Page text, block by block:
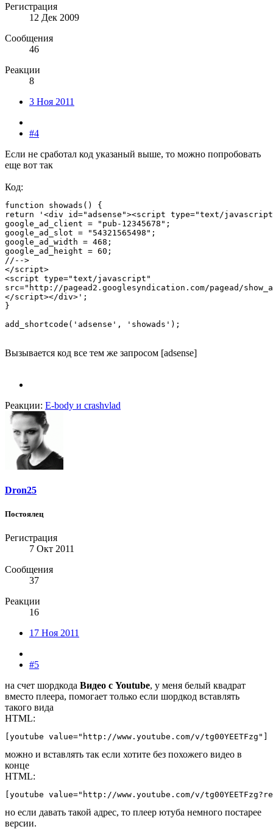
Регистрация
12 Дек 2009
Сообщения
46
Реакции
8
3 Ноя 2011
#4
Если не сработал код указаный выше, то можно попробовать
еще вот так
Код:
function showads() {
return '<div id="adsense"><script type="text/
google_ad_client = "pub-12345678";
google_ad_slot = "54321565498";
google_ad_width = 468;
google_ad_height = 60;
//-->
</script>
<script type="text/javascript"
src="http://pagead2.googlesyndication.com/pagead/
</script></div>';
}
add_shortcode('adsense', 'showads');
Вызывается код все тем же запросом [adsense]
Реакции: E-body и crashvlad
Dron25
Постоялец
Регистрация
7 Окт 2011
Сообщения
37
Реакции
16
17 Ноя 2011
#5
на счет шордкода Видео с Youtube, у меня белый квадрат
вместо плеера, помогает только если шордкод вставлять
такого вида
HTML:
[youtube value="http://www.youtube.com/v/tg00YEETFzg"]
можно и вставлять так если хотите без похожего видео в
конце
HTML:
[youtube value="http://www.youtube.com/v/
но если давать такой адрес, то плеер ютуба немного постарее
версии.